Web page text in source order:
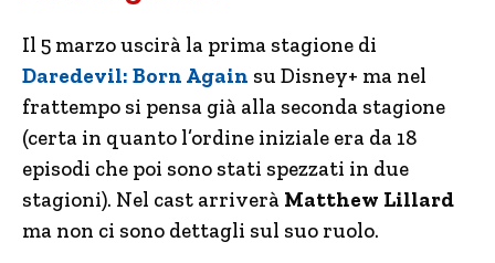
Il 5 marzo uscirà la prima stagione di
Daredevil: Born Again su Disney+ ma nel
frattempo si pensa già alla seconda stagione
(certa in quanto l’ordine iniziale era da 18
episodi che poi sono stati spezzati in due
stagioni). Nel cast arriverà Matthew Lillard
ma non ci sono dettagli sul suo ruolo.